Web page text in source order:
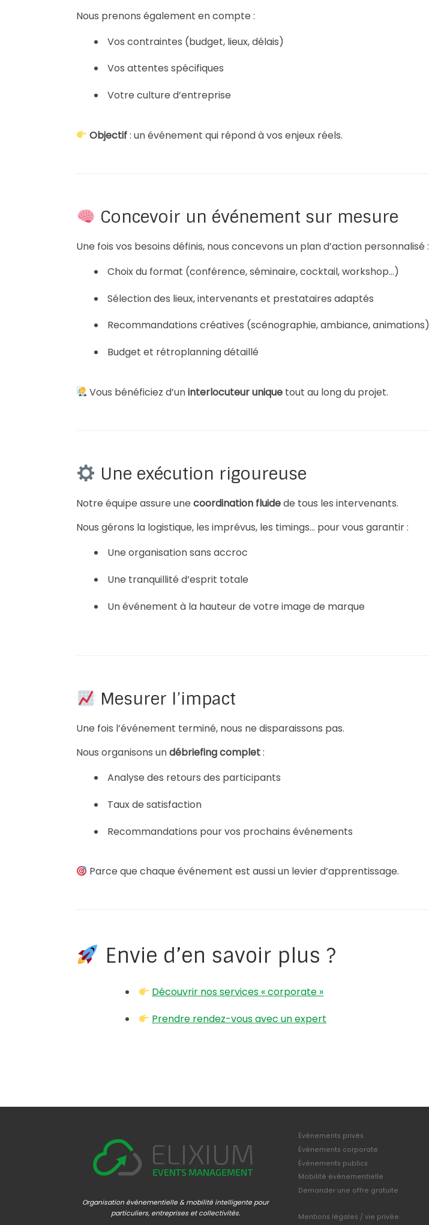
Nous prenons également en compte :
Vos contraintes (budget, lieux, délais)
Vos attentes spécifiques
Votre culture d’entreprise
Objectif: un événement qui répond à vos enjeux réels.
Concevoir un événement sur mesure
Une fois vos besoins définis, nous concevons un plan d’action personnalisé :
Choix du format (conférence, séminaire, cocktail, workshop…)
Sélection des lieux, intervenants et prestataires adaptés
Recommandations créatives (scénographie, ambiance, animations)
Budget et rétroplanning détaillé
Vous bénéficiez d’uninterlocuteur unique tout au long du projet.
Une exécution rigoureuse
Notre équipe assure une coordination fluidede tous les intervenants.
Nous gérons la logistique, les imprévus, les timings… pour vous garantir :
Une organisation sans accroc
Une tranquillité d’esprit totale
Un événement à la hauteur de votre image de marque
Mesurer l’impact
Une fois l’événement terminé, nous ne disparaissons pas.
Nous organisons undébriefing complet:
Analyse des retours des participants
Taux de satisfaction
Recommandations pour vos prochains événements
Parce que chaque événement est aussi un levier d’apprentissage.
Envie d’en savoir plus ?
Découvrir nos services « corporate »
Prendre rendez-vous avec un expert
Organisation événementielle & mobilité intelligente pour
particuliers, entreprises et collectivités.
Événements privés
Événements corporate
Événements publics
Mobilité événementielle
Demander une offre gratuite
Mentions légales / vie privée